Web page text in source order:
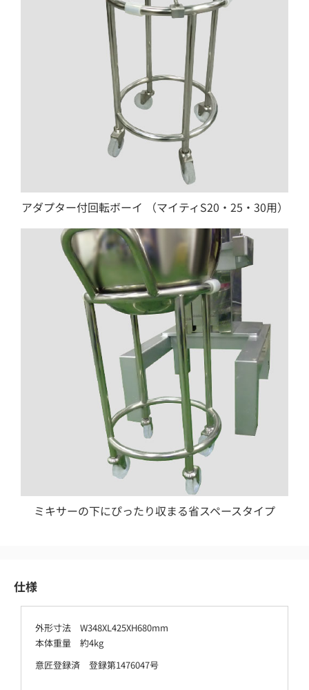
アダプター付回転ボーイ （マイティS20・25・30用）
ミキサーの下にぴったり収まる省スペースタイプ
仕様
外形寸法 W348XL425XH680mm
本体重量 約4kg
意匠登録済 登録第1476047号